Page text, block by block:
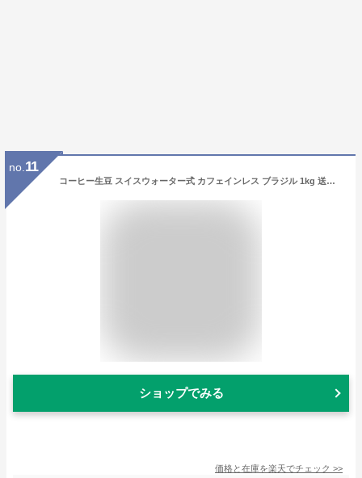
no. 11
コーヒー生豆 スイスウォーター式 カフェインレス ブラジル 1kg 送料無料 コーヒー豆 自家焙煎 ギフト お中元 ドリップ あす楽
ショップでみる
価格と在庫を楽天でチェック >>